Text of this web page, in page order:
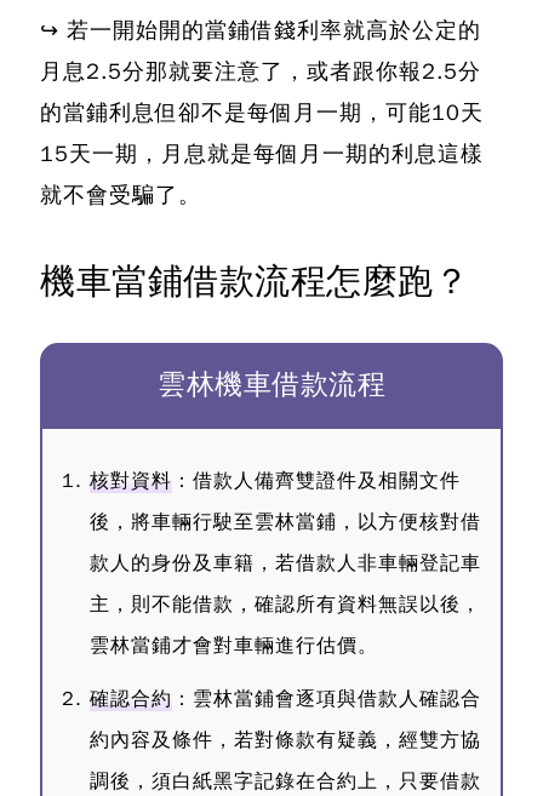
↪ 若一開始開的當鋪借錢利率就高於公定的
月息2.5分那就要注意了，或者跟你報2.5分
的當鋪利息但卻不是每個月一期，可能10天
15天一期，月息就是每個月一期的利息這樣
就不會受騙了。
機車當鋪借款流程怎麼跑？
雲林機車借款流程
核對資料 ：借款人備齊雙證件及相關文件
後，將車輛行駛至雲林當鋪，以方便核對借
款人的身份及車籍，若借款人非車輛登記車
主，則不能借款，確認所有資料無誤以後，
雲林當鋪才會對車輛進行估價。
確認合約 ：雲林當鋪會逐項與借款人確認合
約內容及條件，若對條款有疑義，經雙方協
調後，須白紙黑字記錄在合約上，只要借款